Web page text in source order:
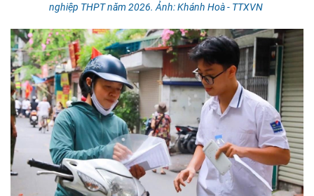
nghiệp THPT năm 2026. Ảnh: Khánh Hoà - TTXVN